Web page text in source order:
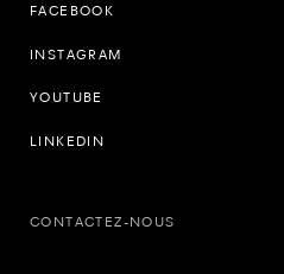
FACEBOOK
INSTAGRAM
YOUTUBE
LINKEDIN
CONTACTEZ-NOUS